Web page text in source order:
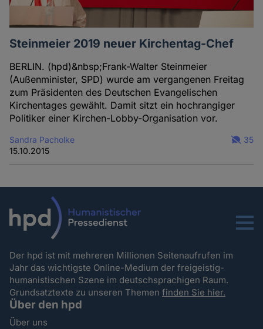
Steinmeier 2019 neuer Kirchentag-Chef
BERLIN. (hpd)&nbsp;Frank-Walter Steinmeier
(Außenminister, SPD) wurde am vergangenen Freitag
zum Präsidenten des Deutschen Evangelischen
Kirchentages gewählt. Damit sitzt ein hochrangiger
Politiker einer Kirchen-Lobby-Organisation vor.
Sandra Pacholke
15.10.2015
35
Menu
Der hpd ist mit mehreren Millionen Seitenaufrufen im
Jahr das wichtigste Online-Medium der freigeistig-
humanistischen Szene im deutschsprachigen Raum.
Grundsatztexte zu unseren Themenfinden Sie hier.
Über den hpd
Über uns